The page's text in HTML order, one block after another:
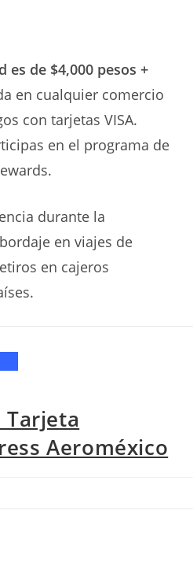
es de $4,000 pesos +
en cualquier comercio
con tarjetas VISA.
en el programa de
durante la
en viajes de
en cajeros
Tarjeta
Aeroméxico